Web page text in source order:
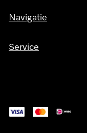
Navigatie
Service